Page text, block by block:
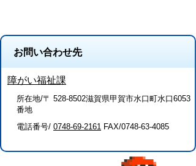
お問い合わせ先
障がい福祉課
所在地/〒 528-8502滋賀県甲賀市水口町水口6053
番地
電話番号/ 0748-69-2161 FAX/0748-63-4085